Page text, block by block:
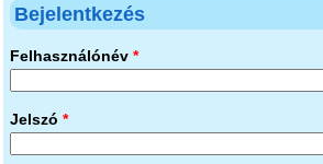
Bejelentkezés
Felhasználónév *
Jelszó *